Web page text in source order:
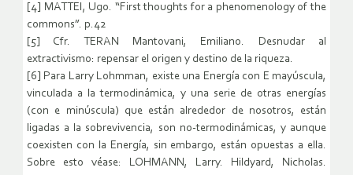
[4] MATTEI, Ugo. “First thoughts for a phenomenology of the
commons”. p.42
[5] Cfr. TERAN Mantovani, Emiliano. Desnudar al
extractivismo: repensar el origen y destino de la riqueza.
[6] Para Larry Lohmman, existe una Energía con E mayúscula,
vinculada a la termodinámica, y una serie de otras energías
(con e minúscula) que están alrededor de nosotros, están
ligadas a la sobrevivencia, son no-termodinámicas, y aunque
coexisten con la Energía, sin embargo, están opuestas a ella.
Sobre esto véase: LOHMANN, Larry. Hildyard, Nicholas.